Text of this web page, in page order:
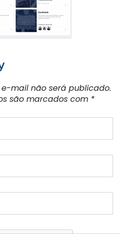
mail não será publicado.
são marcados com *